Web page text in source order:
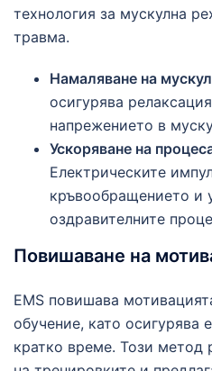
технология за мускулна
травма.
Намаляване на
осигурява
напрежението в
Ускоряване на
Електрическите
кръвообращението и
оздравителните
Повишаване на
EMS повишава
обучение, като осигурява
кратко време. Този метод